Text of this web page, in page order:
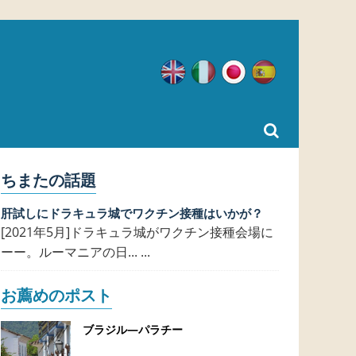
英語 イタリア語
日本語
ちまたの話題
肝試しにドラキュラ城でワクチン接種はいかが？
[2021年5月]ドラキュラ城がワクチン接種会場に
ーー。ルーマニアの日... ...
お薦めのポスト
ブラジル―パラチー